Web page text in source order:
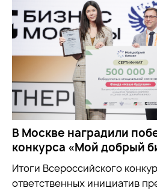
В Москве наградили
конкурса «Мой добрый
Итоги Всероссийского
ответственных инициатив